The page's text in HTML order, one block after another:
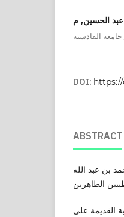
DOI: https://
ABSTRACT
بن عبد الله
القديمة على